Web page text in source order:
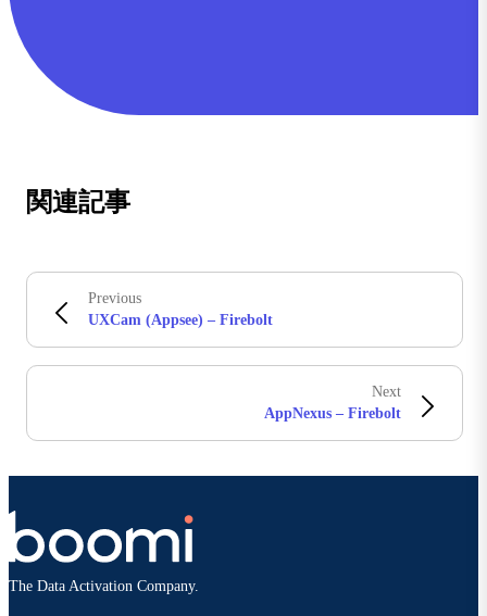
関連記事
Previous
UXCam (Appsee) – Firebolt
Next
AppNexus – Firebolt
The Data Activation Company.